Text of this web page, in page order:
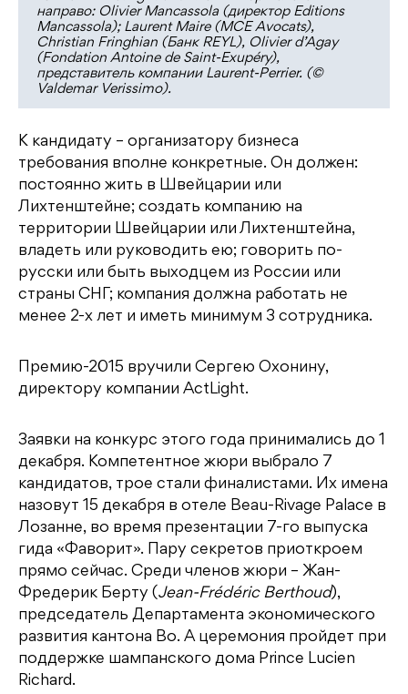
направо: Olivier Mancassola (директор Editions
Mancassola); Laurent Maire (MCE Avocats),
Christian Fringhian (Банк REYL), Olivier d’Agay
(Fondation Antoine de Saint-Exupéry),
представитель компании Laurent-Perrier. (©
Valdemar Verissimo).
К кандидату – организатору бизнеса
требования вполне конкретные. Он должен:
постоянно жить в Швейцарии или
Лихтенштейне; создать компанию на
территории Швейцарии или Лихтенштейна,
владеть или руководить ею; говорить по-
русски или быть выходцем из России или
страны СНГ; компания должна работать не
менее 2-х лет и иметь минимум 3 сотрудника.
Премию-2015 вручили Сергею Охонину,
директору компании ActLight.
Заявки на конкурс этого года принимались до 1
декабря. Компетентное жюри выбрало 7
кандидатов, трое стали финалистами. Их имена
назовут 15 декабря в отеле Beau-Rivage Palace в
Лозанне, во время презентации 7-го выпуска
гида «Фаворит». Пару секретов приоткроем
прямо сейчас. Среди членов жюри – Жан-
Фредерик Берту (Jean-Frédéric Berthoud),
председатель Департамента экономического
развития кантона Во. А церемония пройдет при
поддержке шампанского дома Prince Lucien
Richard.